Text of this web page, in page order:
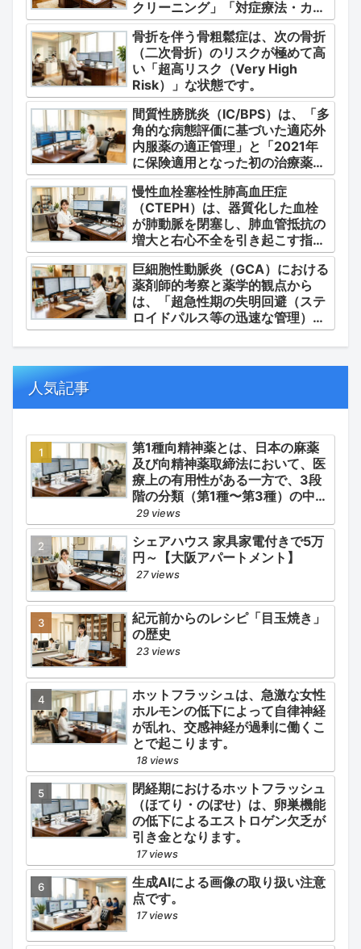
クリーニング」「対症療法・カク
テル療法の適正使用」「画期的な
新薬・DDSの動向」の3つの軸か
ら整理します。
骨折を伴う骨粗鬆症は、次の骨折
（二次骨折）のリスクが極めて高
い「超高リスク（Very High
Risk）」な状態です。
間質性膀胱炎（IC/BPS）は、「多
角的な病態評価に基づいた適応外
内服薬の適正管理」と「2021年
に保険適用となった初の治療薬で
あるジメチルスルホキシド
（DMSO）の安全かつ確実な調
剤・運用」に集約されます。
慢性血栓塞栓性肺高血圧症
（CTEPH）は、器質化した血栓
が肺動脈を閉塞し、肺血管抵抗の
増大と右心不全を引き起こす指定
難病（第4群肺高血圧症）です。
巨細胞性動脈炎（GCA）における
薬剤師的考察と薬学的観点から
は、「超急性期の失明回避（ステ
ロイドパルス等の迅速な管理）」
「再燃防止とステロイドの最小化
（トシリズマブやウパダシチニブ
の適正使用）」「長期ステロイド
人気記事
第1種向精神薬とは、日本の麻薬
及び向精神薬取締法において、医
療上の有用性がある一方で、3段
階の分類（第1種〜第3種）の中で
最も医療用としての濫用の危険性
が高く、有害作用が強いとされる
医薬品です。
29 views
シェアハウス 家具家電付きで5万
円～【大阪アパートメント】
27 views
紀元前からのレシピ「目玉焼き」
の歴史
23 views
ホットフラッシュは、急激な女性
ホルモンの低下によって自律神経
が乱れ、交感神経が過剰に働くこ
とで起こります。
18 views
閉経期におけるホットフラッシュ
（ほてり・のぼせ）は、卵巣機能
の低下によるエストロゲン欠乏が
引き金となります。
17 views
生成AIによる画像の取り扱い注意
点です。
17 views